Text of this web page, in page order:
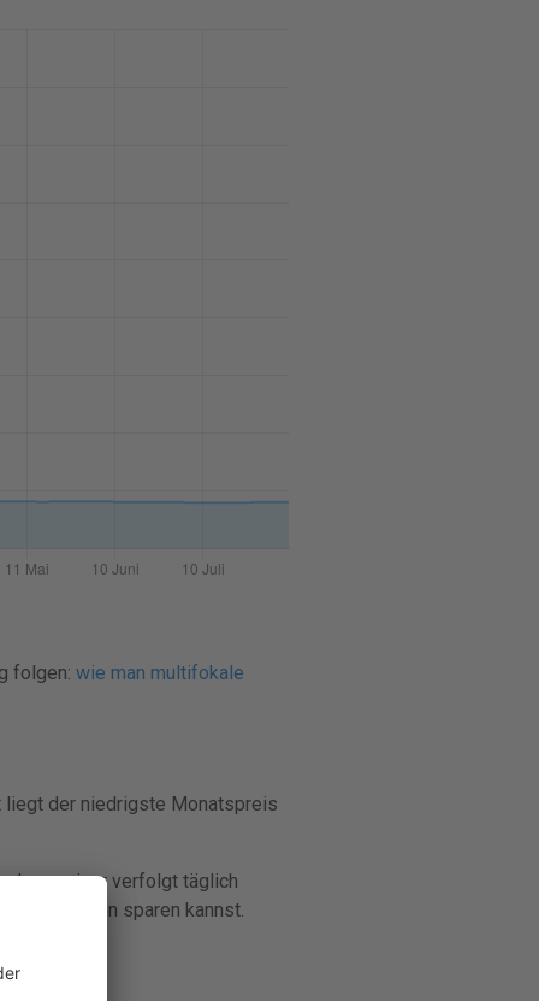
folgen: wie man multifokale
liegt der niedrigste Monatspreis
Lenspricer verfolgt täglich
sparen kannst.